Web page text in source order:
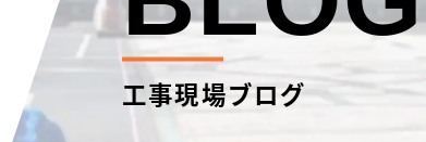
工事現場ブログ